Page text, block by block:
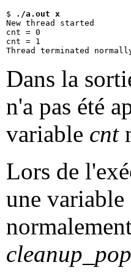
$
./a.out x
New thread started
cnt = 0
cnt = 1
Dans la
n'a pas été
variable cnt
Lors de
une